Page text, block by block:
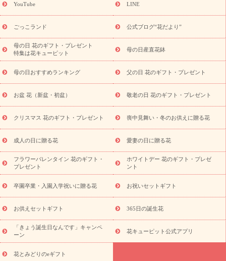
ら探す
お祝いの花特集 当日配達特急便 お祝い商品一覧
念日
結婚祝い 出産祝い 退院祝い・快気祝い
寿祝い
プチギフト ペットのお祝いフラワー
供え・お悔やみ商品一覧
お供え・お悔やみの花
四十九日法要以
お供え プリザーブドフラワー
ペットのお供えフラワー
お盆（新
盆・初盆）
その他 お祝い返し お見舞い
お取り寄せギフト
ビジネス用
ご自宅用 観葉植物 ミディ胡蝶蘭
プリザーブ
ドフラワー
スタイルから探す アレンジメント 花束
スタ
ンド花
お祝い お供え・お悔やみ 胡蝶蘭 胡蝶蘭・花鉢
ディ胡蝶蘭・お祝い
ミディ胡蝶蘭・お供え
世界初の青色胡蝶蘭
観葉植物
観葉植物 産直多肉植物
プリザーブドフラワー
お祝い
お供え・お悔やみ 花とセットギフト
セミオーダー
プチギフト（hanamore -ハナモア-）
花とみどりのeギフト
キューピットのeGfit
カラー ピンク イエローオレンジ
レッ
ド
お花の種類 トルコキキョウ
お祝い お祝い・3000円～ お祝い・4000円～
お祝い・
5000円～
お祝い・7000円～ お祝い・ 10000円～
お供え・お
悔やみ
円～
お供え・お悔やみ・
YouTube LINE
ごっこランド 公式ブログ“花だより”
母の日 花のギフト・プレゼント
特集は花キューピット
母の日産直花鉢
母の日おすすめランキング 父の日 花のギフト・プレゼント
お盆 花（新盆・初盆） 敬老の日 花のギフト・プレゼント
クリスマス 花のギフト・プレゼント 喪中見舞い・冬のお供えに贈る花
成人の日に贈る花 愛妻の日に贈る花
フラワーバレンタイン 花のギフト・
プレゼント
ホワイトデー 花のギフト・プレゼ
ント
卒園卒業・入園入学祝いに贈る花 お祝いセットギフト
お供えセットギフト 365日の誕生花
「きょう誕生日なんです」キャンペ
ーン
花キューピット公式アプリ
花とみどりのeギフト